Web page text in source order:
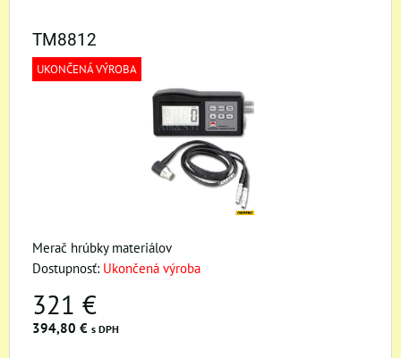
TM8812
UKONČENÁ VÝROBA
Merač hrúbky materiálov
Dostupnosť: Ukončená výroba
321 €
394,80 € s DPH